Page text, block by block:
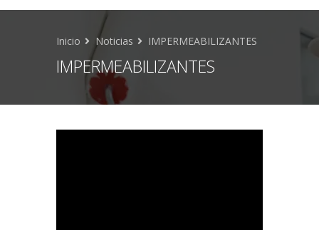
IMPERMEABILIZANTES
Inicio Noticias IMPERMEABILIZANTES